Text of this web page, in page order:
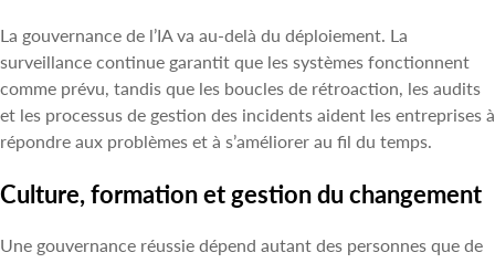
La gouvernance de l’IA va au-delà du déploiement. La
surveillance continue garantit que les systèmes fonctionnent
comme prévu, tandis que les boucles de rétroaction, les audits
et les processus de gestion des incidents aident les entreprises à
répondre aux problèmes et à s’améliorer au fil du temps.
Culture, formation et gestion du changement
Une gouvernance réussie dépend autant des personnes que de